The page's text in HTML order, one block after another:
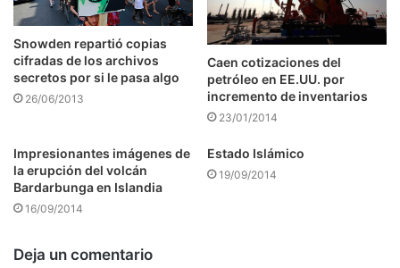
Snowden repartió copias
cifradas de los archivos
secretos por si le pasa algo
26/06/2013
Caen cotizaciones del
petróleo en EE.UU. por
incremento de inventarios
23/01/2014
Impresionantes imágenes de
la erupción del volcán
Bardarbunga en Islandia
16/09/2014
Estado Islámico
19/09/2014
Deja un comentario